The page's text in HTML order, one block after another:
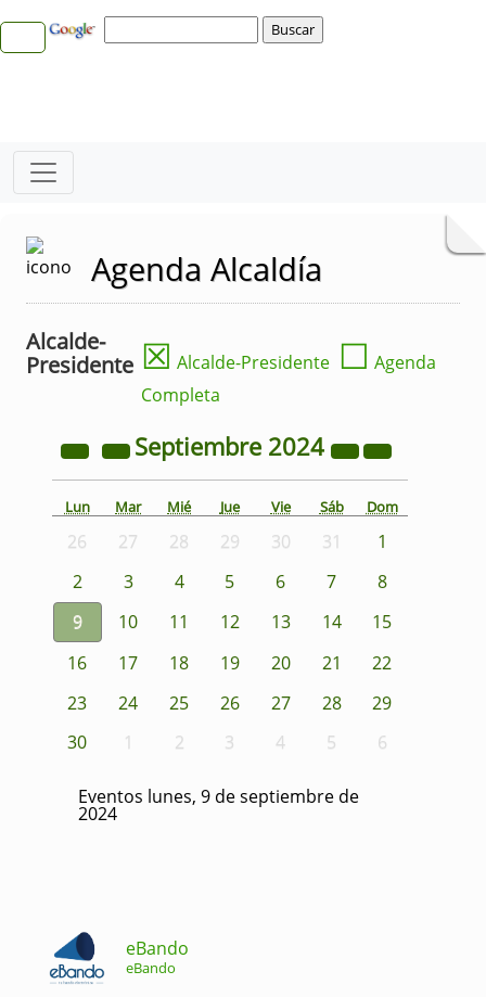
Agenda Alcaldía
Alcalde-
Presidente ☒ Alcalde-Presidente ☐ Agenda
Completa
Septiembre 2024
Lun Mar Mié Jue Vie Sáb Dom
26 27 28 29 30 31
1
2
3 4 5 6 7
8
9
10 11 12 13 14
15
16
17 18 19 20 21
22
23
24 25 26 27 28
29
30
1 2 3 4 5 6
Eventos lunes, 9 de septiembre de
2024
eBando
eBando